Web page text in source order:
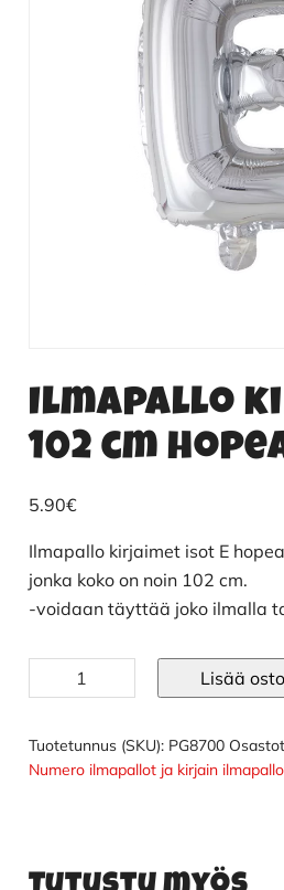
Ilmapallo
102 cm
5.90€
Ilmapallo kirjaimet isot E
jonka koko on noin 102 cm.
-voidaan täyttää joko ilmalla
Ilmapallo
kirjaimet
cm
hopea
Lisää
Tuotetunnus (SKU): PG8700
Numero ilmapallot ja kirjain